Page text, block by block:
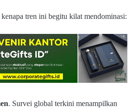
tren ini begitu kilat mendominasi:
. Survei global terkini menampilkan